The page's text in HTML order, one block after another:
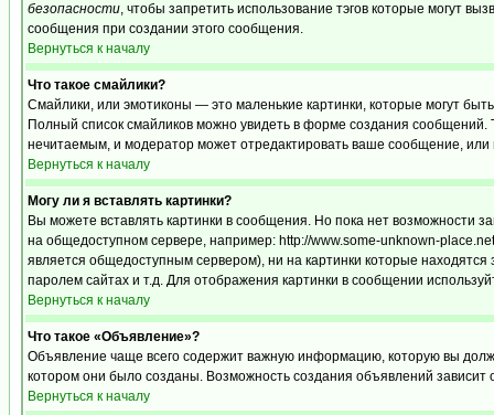
безопасности, чтобы запретить использование тэгов которые могут
сообщения при создании этого сообщения.
Вернуться к началу
Что такое смайлики?
Смайлики, или эмотиконы — это маленькие картинки, которые могут
Полный список смайликов можно увидеть в форме создания сообщений.
нечитаемым, и модератор может отредактировать ваше сообщение, или
Вернуться к началу
Могу ли я вставлять картинки?
Вы можете вставлять картинки в сообщения. Но пока нет возможности
на общедоступном сервере, например: http://www.some-unknown-
является общедоступным сервером), ни на картинки которые
паролем сайтах и т.д. Для отображения картинки в сообщении
Вернуться к началу
Что такое «Объявление»?
Объявление чаще всего содержит важную информацию, которую вы
котором они было созданы. Возможность создания объявлений
Вернуться к началу